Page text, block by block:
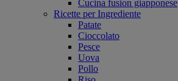
Cucina fusion giapponese
Ricette per Ingrediente
Patate
Cioccolato
Pesce
Uova
Pollo